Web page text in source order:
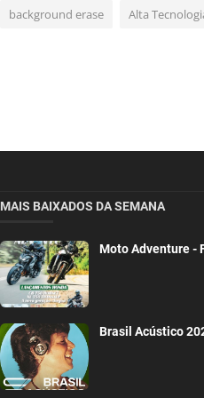
background erase Alta
MAIS BAIXADOS DA SEMANA
Moto Adventure -
Brasil Acústico